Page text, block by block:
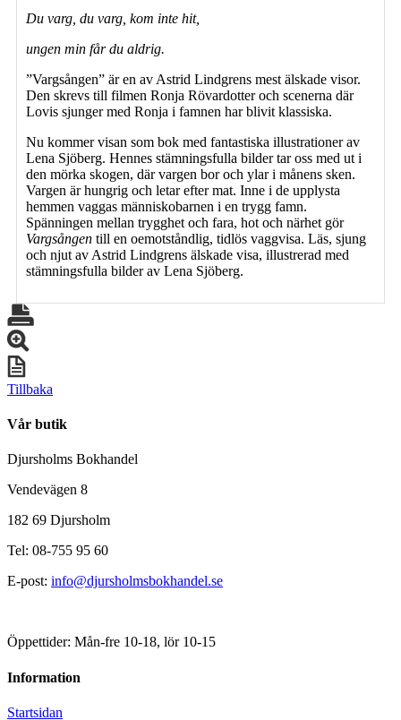
Du varg, du varg, kom inte hit,
ungen min får du aldrig.
”Vargsången” är en av Astrid Lindgrens mest älskade visor.
Den skrevs till filmen Ronja Rövardotter och scenerna där
Lovis sjunger med Ronja i famnen har blivit klassiska.
Nu kommer visan som bok med fantastiska illustrationer av
Lena Sjöberg. Hennes stämningsfulla bilder tar oss med ut i
den mörka skogen, där vargen bor och ylar i månens sken.
Vargen är hungrig och letar efter mat. Inne i de upplysta
hemmen vaggas människobarnen i en trygg famn.
Spänningen mellan trygghet och fara, hot och närhet gör
Vargsången till en oemotståndlig, tidlös vaggvisa. Läs, sjung
och njut av Astrid Lindgrens älskade visa, illustrerad med
stämningsfulla bilder av Lena Sjöberg.
Tillbaka
Vår butik
Djursholms Bokhandel
Vendevägen 8
182 69 Djursholm
Tel: 08-755 95 60
E-post: info@djursholmsbokhandel.se
Öppettider: Mån-fre 10-18, lör 10-15
Information
Startsidan